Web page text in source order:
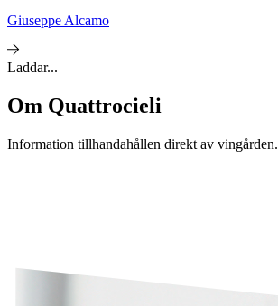
Giuseppe Alcamo
Laddar...
Om Quattrocieli
Information tillhandahållen direkt av vingården.